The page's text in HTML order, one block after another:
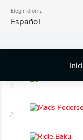
Elegir idioma
Español
90'
Control de
más
1.
2.